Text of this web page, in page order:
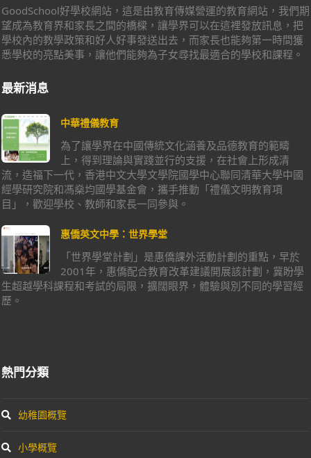
GoodSchool好學校網站，這是由教育傳媒營運的教育網站，我們期
望成為教育界和家長之間的橋樑，讓學界可以在這裡發放訊息，把
學校內的教學政策和好人好事發送出去，而家長也能夠第一時間獲
悉學校的亮點美事，讓他們能夠為子女尋找最適合的學校和課程。
最新消息
中華禮儀教育
為了讓學界在中國傳統文化涵養及品德教育的範疇
上，得到理論與實踐並行的支援，在社會上形成清
流，造福下一代，香港中文大學文學院國學中心聯同清華大學中國
經學研究院和馮燊均國學基金會，攜手推動「禮儀文明教育項
目」，歡迎學校、教師和家長一同參與。
惠僑英文中學：世界學堂
「世界學堂計劃」是惠僑課外活動計劃的重點，早於
2001年，惠僑配合教育改革建議開展該計劃，冀盼學
生超越學科課程和考試的局限，擴闊眼界，體驗與別不同的學習經
歷。
熱門分類
幼稚園概覽
小學概覽